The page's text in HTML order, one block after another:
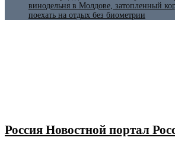
винодельня в Молдове, затопленный
поехать на отдых без биометрии
Россия Новостной портал